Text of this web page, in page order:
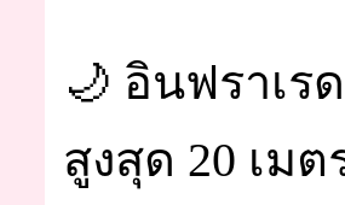
🌙 อินฟราเร
สูงสุด 20 เมต